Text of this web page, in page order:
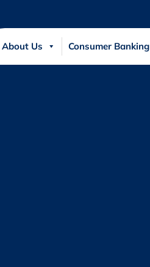
About Us Consumer Banking